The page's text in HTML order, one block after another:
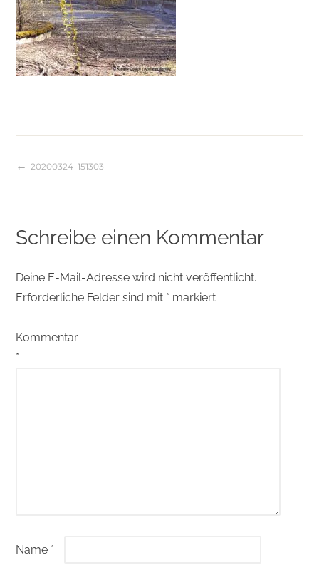
Beitragsnavigation
20200324_151303
Schreibe einen Kommentar
Deine E-Mail-Adresse wird nicht veröffentlicht.
Erforderliche Felder sind mit * markiert
Kommentar
*
Name *